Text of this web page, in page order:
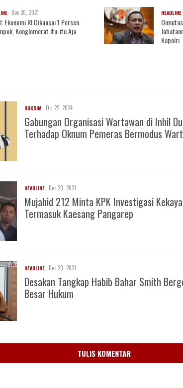
Dec 20, 2021
Ekonomi RI Dikuasai 1 Persen
Konglomerat Itu-itu Aja
HEADLINE
Kapolri
HUKRIM Oct 22, 2024
Gabungan Organisasi Wartawan di Inhil
Terhadap Oknum Pemeras Bermodus
HEADLINE Dec 20, 2021
Mujahid 212 Minta KPK Investigasi
Termasuk Kaesang Pangarep
HEADLINE Dec 20, 2021
Desakan Tangkap Habib Bahar Smith
Besar Hukum
TULIS KOMENTAR